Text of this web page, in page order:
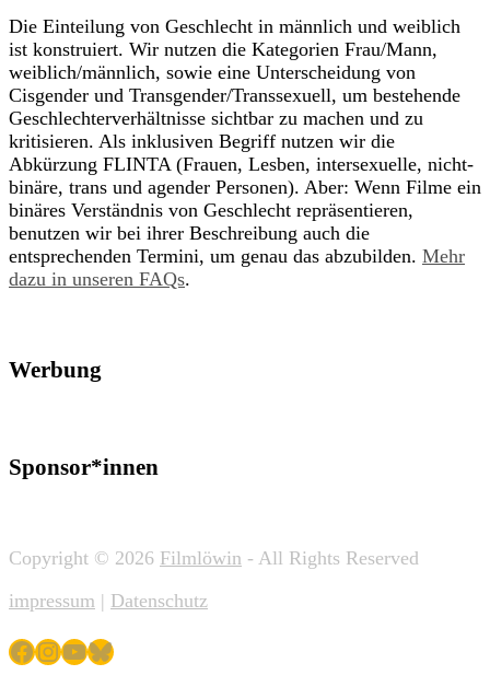
Die Einteilung von Geschlecht in männlich und weiblich
ist konstruiert. Wir nutzen die Kategorien Frau/Mann,
weiblich/männlich, sowie eine Unterscheidung von
Cisgender und Transgender/Transsexuell, um bestehende
Geschlechterverhältnisse sichtbar zu machen und zu
kritisieren. Als inklusiven Begriff nutzen wir die
Abkürzung FLINTA (Frauen, Lesben, intersexuelle, nicht-
binäre, trans und agender Personen). Aber: Wenn Filme ein
binäres Verständnis von Geschlecht repräsentieren,
benutzen wir bei ihrer Beschreibung auch die
entsprechenden Termini, um genau das abzubilden. Mehr
dazu in unseren FAQs.
Werbung
Sponsor*innen
Copyright © 2026 Filmlöwin - All Rights Reserved
impressum | Datenschutz
Facebook
Instagram
YouTube
Bluesky